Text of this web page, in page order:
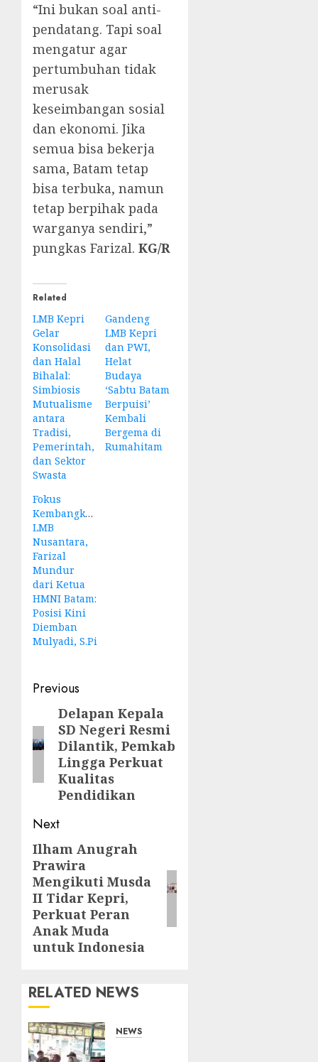
“Ini bukan soal anti-
pendatang. Tapi soal
mengatur agar
pertumbuhan tidak
merusak
keseimbangan sosial
dan ekonomi. Jika
semua bisa bekerja
sama, Batam tetap
bisa terbuka, namun
tetap berpihak pada
warganya sendiri,”
pungkas Farizal. KG/R
Related
LMB Kepri
Gelar
Konsolidasi
dan Halal
Bihalal:
Simbiosis
Mutualisme
antara
Tradisi,
Pemerintah,
dan Sektor
Swasta
Gandeng
LMB Kepri
dan PWI,
Helat
Budaya
‘Sabtu Batam
Berpuisi’
Kembali
Bergema di
Rumahitam
Fokus
Kembangkan
LMB
Nusantara,
Farizal
Mundur
dari Ketua
HMNI Batam:
Posisi Kini
Diemban
Mulyadi, S.Pi
Post
navigation
Previous
Previous
post:
Delapan Kepala
SD Negeri Resmi
Dilantik, Pemkab
Lingga Perkuat
Kualitas
Pendidikan
Next
Next
post:
Ilham Anugrah
Prawira
Mengikuti Musda
II Tidar Kepri,
Perkuat Peran
Anak Muda
untuk Indonesia
RELATED NEWS
NEWS